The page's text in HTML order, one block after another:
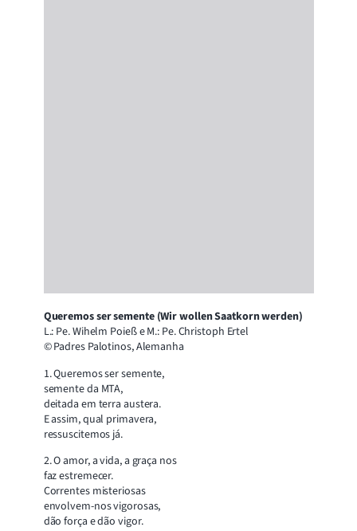
Queremos ser semente (Wir wollen Saatkorn werden)
L.: Pe. Wihelm Poieß e M.: Pe. Christoph Ertel
© Padres Palotinos, Alemanha
1. Queremos ser semente,
semente da MTA,
deitada em terra austera.
E assim, qual primavera,
ressuscitemos já.
2. O amor, a vida, a graça nos
faz estremecer.
Correntes misteriosas
envolvem-nos vigorosas,
dão força e dão vigor.